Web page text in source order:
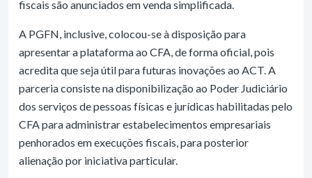
fiscais são anunciados em venda simplificada.
A PGFN, inclusive, colocou-se à disposição para
apresentar a plataforma ao CFA, de forma oficial, pois
acredita que seja útil para futuras inovações ao ACT. A
parceria consiste na disponibilização ao Poder Judiciário
dos serviços de pessoas físicas e jurídicas habilitadas pelo
CFA para administrar estabelecimentos empresariais
penhorados em execuções fiscais, para posterior
alienação por iniciativa particular.